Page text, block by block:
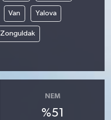
Van Yalova
Zonguldak
NEM
%51